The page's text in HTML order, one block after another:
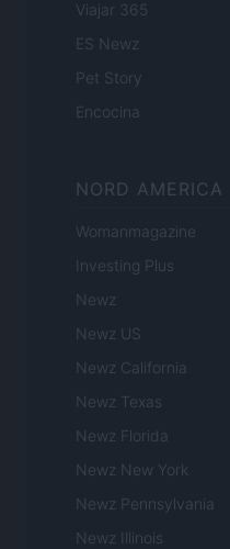
Viajar 365
ES Newz
Pet Story
Encocina
NORD AMERICA
Womanmagazine
Investing Plus
Newz
Newz US
Newz California
Newz Texas
Newz Florida
Newz New York
Newz Pennsylvania
Newz Illinois